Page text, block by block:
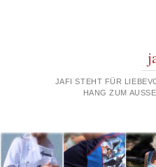
JAFI STEHT FÜR
HANG ZUM